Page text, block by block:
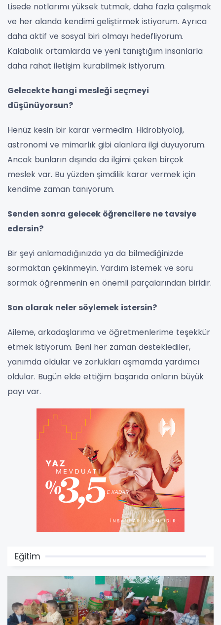
Lisede notlarımı yüksek tutmak, daha fazla çalışmak
ve her alanda kendimi geliştirmek istiyorum. Ayrıca
daha aktif ve sosyal biri olmayı hedefliyorum.
Kalabalık ortamlarda ve yeni tanıştığım insanlarla
daha rahat iletişim kurabilmek istiyorum.
Gelecekte hangi mesleği seçmeyi
düşünüyorsun?
Henüz kesin bir karar vermedim. Hidrobiyoloji,
astronomi ve mimarlık gibi alanlara ilgi duyuyorum.
Ancak bunların dışında da ilgimi çeken birçok
meslek var. Bu yüzden şimdilik karar vermek için
kendime zaman tanıyorum.
Senden sonra gelecek öğrencilere ne tavsiye
edersin?
Bir şeyi anlamadığınızda ya da bilmediğinizde
sormaktan çekinmeyin. Yardım istemek ve soru
sormak öğrenmenin en önemli parçalarından biridir.
Son olarak neler söylemek istersin?
Aileme, arkadaşlarıma ve öğretmenlerime teşekkür
etmek istiyorum. Beni her zaman desteklediler,
yanımda oldular ve zorlukları aşmamda yardımcı
oldular. Bugün elde ettiğim başarıda onların büyük
payı var.
Eğitim